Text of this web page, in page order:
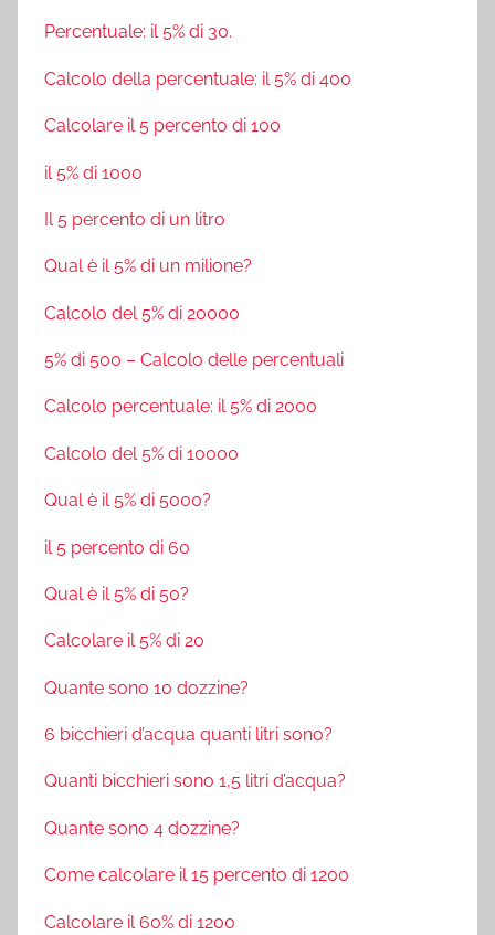
Percentuale: il 5% di 30.
Calcolo della percentuale: il 5% di 400
Calcolare il 5 percento di 100
il 5% di 1000
Il 5 percento di un litro
Qual è il 5% di un milione?
Calcolo del 5% di 20000
5% di 500 – Calcolo delle percentuali
Calcolo percentuale: il 5% di 2000
Calcolo del 5% di 10000
Qual è il 5% di 5000?
il 5 percento di 60
Qual è il 5% di 50?
Calcolare il 5% di 20
Quante sono 10 dozzine?
6 bicchieri d’acqua quanti litri sono?
Quanti bicchieri sono 1,5 litri d’acqua?
Quante sono 4 dozzine?
Come calcolare il 15 percento di 1200
Calcolare il 60% di 1200